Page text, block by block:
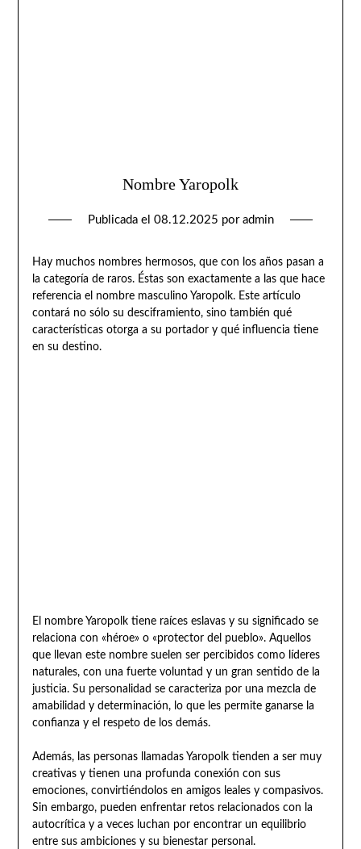
Nombre Yaropolk
Publicada el 08.12.2025 por admin
Hay muchos nombres hermosos, que con los años pasan a
la categoría de raros. Éstas son exactamente a las que hace
referencia el nombre masculino Yaropolk. Este artículo
contará no sólo su desciframiento, sino también qué
características otorga a su portador y qué influencia tiene
en su destino.
El nombre Yaropolk tiene raíces eslavas y su significado se
relaciona con «héroe» o «protector del pueblo». Aquellos
que llevan este nombre suelen ser percibidos como líderes
naturales, con una fuerte voluntad y un gran sentido de la
justicia. Su personalidad se caracteriza por una mezcla de
amabilidad y determinación, lo que les permite ganarse la
confianza y el respeto de los demás.
Además, las personas llamadas Yaropolk tienden a ser muy
creativas y tienen una profunda conexión con sus
emociones, convirtiéndolos en amigos leales y compasivos.
Sin embargo, pueden enfrentar retos relacionados con la
autocrítica y a veces luchan por encontrar un equilibrio
entre sus ambiciones y su bienestar personal.